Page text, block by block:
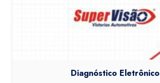
Diagnóstico Eletrônico